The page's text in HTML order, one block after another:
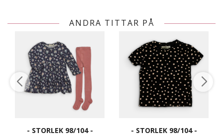
ANDRA TITTAR PÅ
- STORLEK 98/104 - - STORLEK 98/104 -